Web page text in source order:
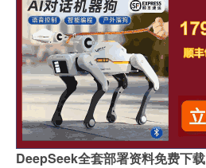
DeepSeek全套部署资料免费下载